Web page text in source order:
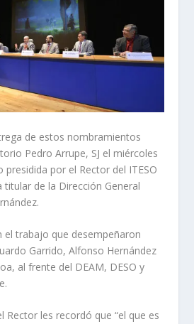
de estos nombramientos
Pedro Arrupe, SJ el miércoles
presidida por el Rector del ITESO
titular de la Dirección General
el trabajo que desempeñaron
Garrido, Alfonso Hernández
al frente del DEAM, DESO y
Rector les recordó que “el que es